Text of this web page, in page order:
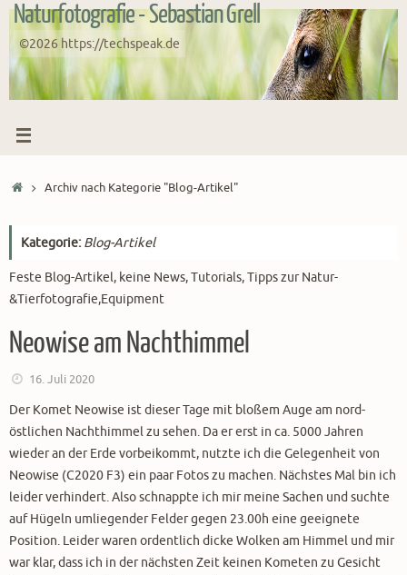
Zum
Inhalt
springen
Naturfotografie - Sebastian Grell
©2026 https://techspeak.de
StartArchiv nach Kategorie "Blog-Artikel"
Kategorie:Blog-Artikel
Feste Blog-Artikel, keine News, Tutorials, Tipps zur Natur-
&Tierfotografie,Equipment
Neowise am Nachthimmel
16. Juli 2020
Der Komet Neowise ist dieser Tage mit bloßem Auge am nord-
östlichen Nachthimmel zu sehen. Da er erst in ca. 5000 Jahren
wieder an der Erde vorbeikommt, nutzte ich die Gelegenheit von
Neowise (C2020 F3) ein paar Fotos zu machen. Nächstes Mal bin ich
leider verhindert. Also schnappte ich mir meine Sachen und suchte
auf Hügeln umliegender Felder gegen 23.00h eine geeignete
Position. Leider waren ordentlich dicke Wolken am Himmel und mir
war klar, dass ich in der nächsten Zeit keinen Kometen zu Gesicht